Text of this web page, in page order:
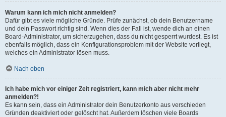
Warum kann ich mich nicht anmelden?
Dafür gibt es viele mögliche Gründe. Prüfe zunächst, ob dein Benutzername
und dein Passwort richtig sind. Wenn dies der Fall ist, wende dich an einen
Board-Administrator, um sicherzugehen, dass du nicht gesperrt wurdest. Es ist
ebenfalls möglich, dass ein Konfigurationsproblem mit der Website vorliegt,
welches ein Administrator lösen muss.
Nach oben
Ich habe mich vor einiger Zeit registriert, kann mich aber nicht mehr
anmelden?!
Es kann sein, dass ein Administrator dein Benutzerkonto aus verschieden
Gründen deaktiviert oder gelöscht hat. Außerdem löschen viele Boards